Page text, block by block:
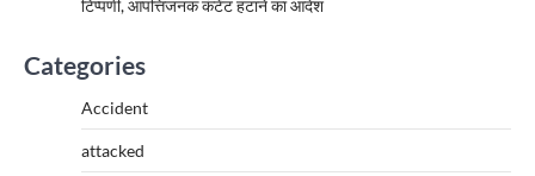
टिप्पणी, आपत्तिजनक कंटेंट हटाने का आदेश
Categories
Accident
attacked